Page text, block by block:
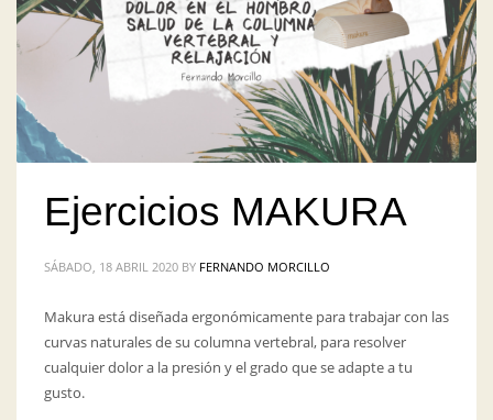
Ejercicios MAKURA
SÁBADO, 18 ABRIL 2020 BY FERNANDO MORCILLO
Makura está diseñada ergonómicamente para trabajar con las
curvas naturales de su columna vertebral, para resolver
cualquier dolor a la presión y el grado que se adapte a tu
gusto.